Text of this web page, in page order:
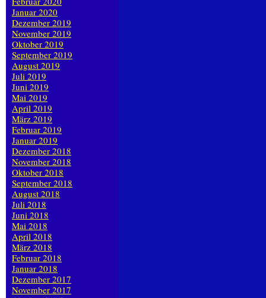
Januar 2020
Dezember 2019
November 2019
Oktober 2019
September 2019
August 2019
Juli 2019
Juni 2019
Mai 2019
April 2019
März 2019
Februar 2019
Januar 2019
Dezember 2018
November 2018
Oktober 2018
September 2018
August 2018
Juli 2018
Juni 2018
Mai 2018
April 2018
März 2018
Februar 2018
Januar 2018
Dezember 2017
November 2017